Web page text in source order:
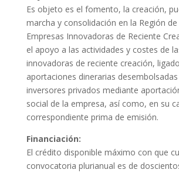
Es objeto es el fomento, la creación,
marcha y consolidación en la Región
Empresas Innovadoras de Reciente
el apoyo a las actividades y costes de
innovadoras de reciente creación,
aportaciones dinerarias
inversores privados mediante
social de la empresa, así como, en su
correspondiente prima de emisión.
Financiación:
El crédito disponible máximo con que
convocatoria plurianual es de